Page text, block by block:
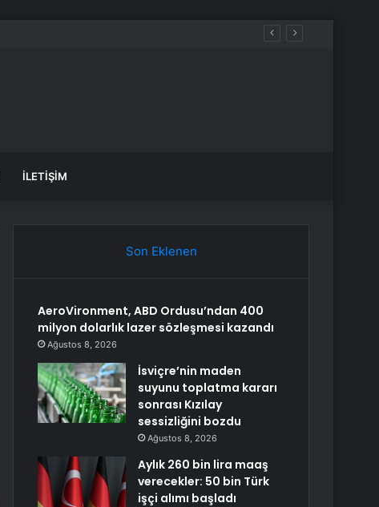
İLETIŞIM
Son Eklenen
AeroVironment, ABD Ordusu’ndan 400
milyon dolarlık lazer sözleşmesi kazandı
Ağustos 8, 2026
İsviçre’nin maden
suyunu toplatma kararı
sonrası Kızılay
sessizliğini bozdu
Ağustos 8, 2026
Aylık 260 bin lira maaş
verecekler: 50 bin Türk
işçi alımı başladı